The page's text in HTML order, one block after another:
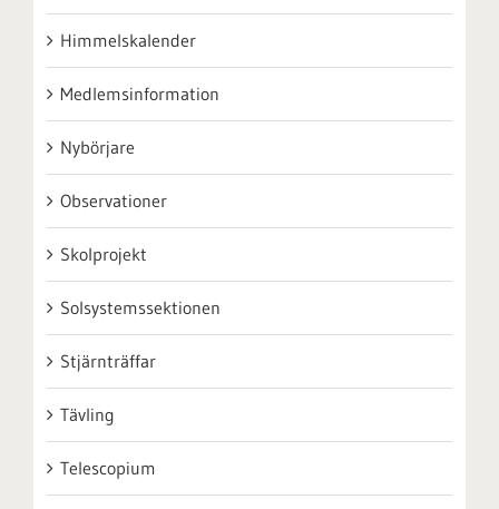
Himmelskalender
Medlemsinformation
Nybörjare
Observationer
Skolprojekt
Solsystemssektionen
Stjärnträffar
Tävling
Telescopium